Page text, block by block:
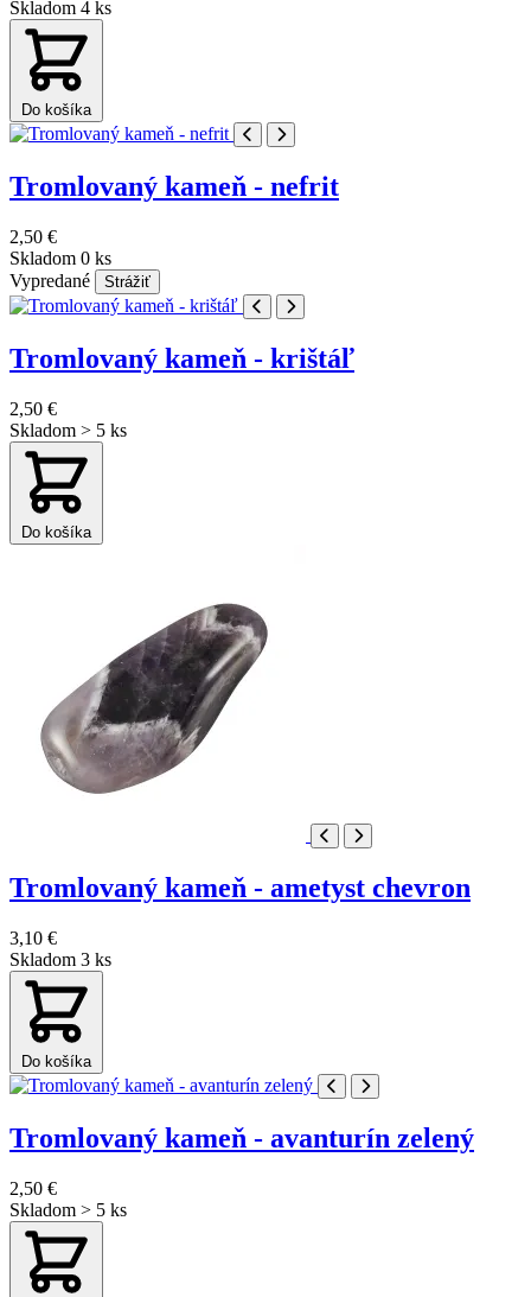
Skladom 4 ks
Do košíka
Tromlovaný kameň - nefrit
2,50 €
Skladom 0 ks
Vypredané
Strážiť
Tromlovaný kameň - krištáľ
2,50 €
Skladom > 5 ks
Do košíka
Tromlovaný kameň - ametyst chevron
3,10 €
Skladom 3 ks
Do košíka
Tromlovaný kameň - avanturín zelený
2,50 €
Skladom > 5 ks